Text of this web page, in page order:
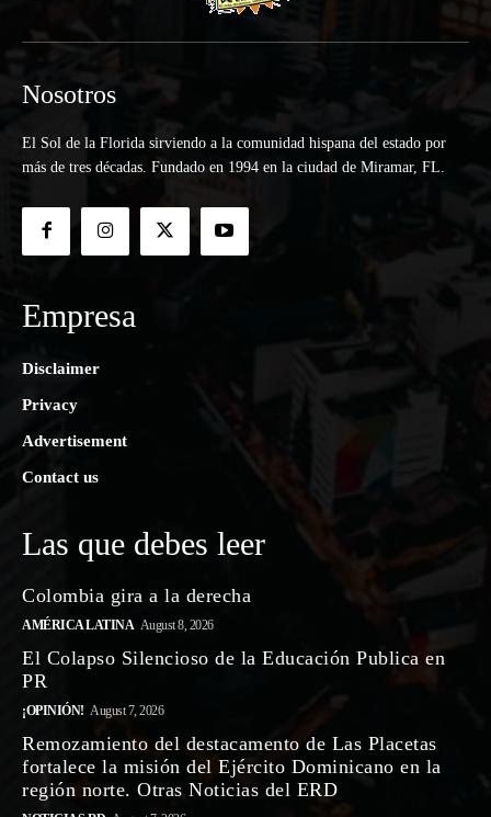
Nosotros
El Sol de la Florida sirviendo a la comunidad hispana del estado por
más de tres décadas. Fundado en 1994 en la ciudad de Miramar, FL.
Empresa
Disclaimer
Privacy
Advertisement
Contact us
Las que debes leer
Colombia gira a la derecha
AMÉRICA LATINA August 8, 2026
El Colapso Silencioso de la Educación Publica en
PR
¡OPINIÓN! August 7, 2026
Remozamiento del destacamento de Las Placetas
fortalece la misión del Ejército Dominicano en la
región norte. Otras Noticias del ERD